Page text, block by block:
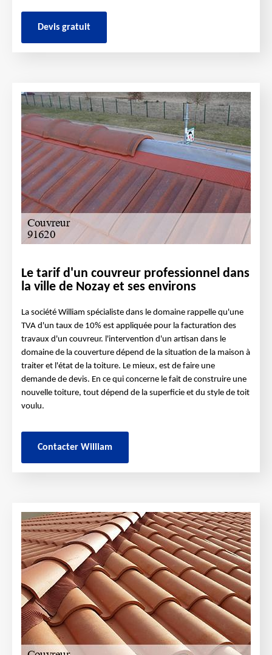
Devis gratuit
Le tarif d'un couvreur professionnel dans
la ville de Nozay et ses environs
La société William spécialiste dans le domaine rappelle qu'une
TVA d'un taux de 10% est appliquée pour la facturation des
travaux d'un couvreur. l'intervention d'un artisan dans le
domaine de la couverture dépend de la situation de la maison à
traiter et l'état de la toiture. Le mieux, est de faire une
demande de devis. En ce qui concerne le fait de construire une
nouvelle toiture, tout dépend de la superficie et du style de toit
voulu.
Contacter William